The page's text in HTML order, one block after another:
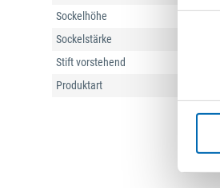
Sockelhöhe
Sockelstärke
Stift vorstehend
Produktart